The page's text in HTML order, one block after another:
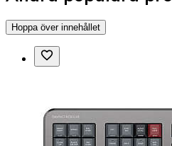
Hoppa över innehållet